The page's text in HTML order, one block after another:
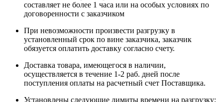
составляет не более 1 часа или на особых условиях по
договоренности с заказчиком
При невозможности произвести разгрузку в
установленный срок по вине заказчика, заказчик
обязуется оплатить доставку согласно счету.
Доставка товара, имеющегося в наличии,
осуществляется в течение 1-2 раб. дней после
поступления оплаты на расчетный счет Поставщика.
Установлены следующие лимиты времени на разгрузку: